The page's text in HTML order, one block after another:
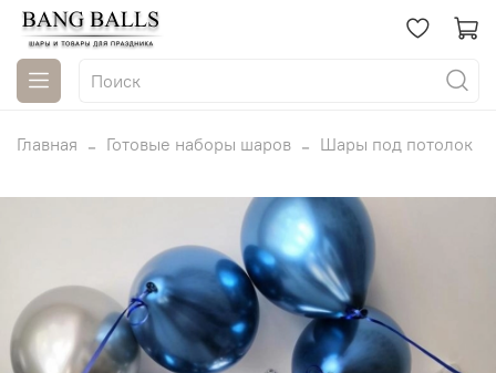
Главная Готовые наборы шаров Шары под потолок